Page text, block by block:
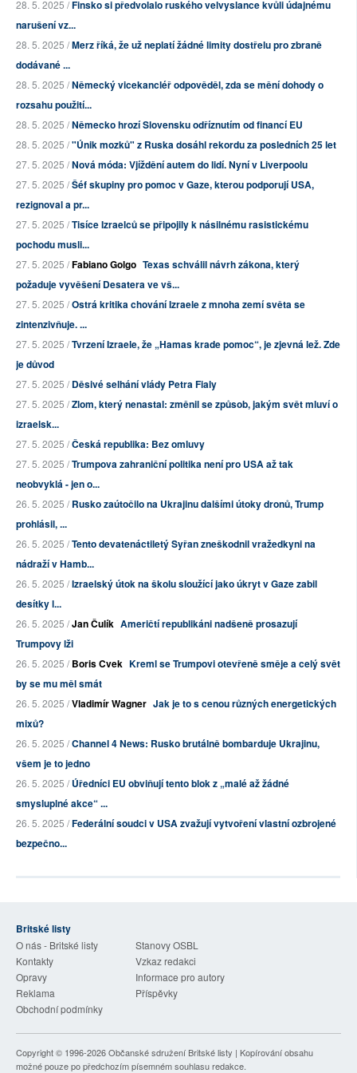
28. 5. 2025 /Finsko si předvolalo ruského velvyslance kvůli údajnému
narušení vz...
28. 5. 2025 /Merz říká, že už neplatí žádné limity dostřelu pro zbraně
dodávané ...
28. 5. 2025 /Německý vicekancléř odpověděl, zda se mění dohody o
rozsahu použití...
28. 5. 2025 /Německo hrozí Slovensku odříznutím od financí EU
28. 5. 2025 /"Únik mozků" z Ruska dosáhl rekordu za posledních 25 let
27. 5. 2025 /Nová móda: Vjíždění autem do lidí. Nyní v Liverpoolu
27. 5. 2025 /Šéf skupiny pro pomoc v Gaze, kterou podporují USA,
rezignoval a pr...
27. 5. 2025 /Tisíce Izraelců se připojily k násilnému rasistickému
pochodu musli...
27. 5. 2025 /Fabiano Golgo Texas schválil návrh zákona, který
požaduje vyvěšení Desatera ve vš...
27. 5. 2025 /Ostrá kritika chování Izraele z mnoha zemí světa se
zintenzivňuje. ...
27. 5. 2025 /Tvrzení Izraele, že „Hamas krade pomoc“, je zjevná lež. Zde
je důvod
27. 5. 2025 /Děsivé selhání vlády Petra Fialy
27. 5. 2025 /Zlom, který nenastal: změnil se způsob, jakým svět mluví o
izraelsk...
27. 5. 2025 /Česká republika: Bez omluvy
27. 5. 2025 /Trumpova zahraniční politika není pro USA až tak
neobvyklá - jen o...
26. 5. 2025 /Rusko zaútočilo na Ukrajinu dalšími útoky dronů, Trump
prohlásil, ...
26. 5. 2025 /Tento devatenáctiletý Syřan zneškodnil vražedkyni na
nádraží v Hamb...
26. 5. 2025 /Izraelský útok na školu sloužící jako úkryt v Gaze zabil
desítky l...
26. 5. 2025 /Jan Čulík Američtí republikáni nadšeně prosazují
Trumpovy lži
26. 5. 2025 /Boris Cvek Kreml se Trumpovi otevřeně směje a celý svět
by se mu měl smát
26. 5. 2025 /Vladimír Wagner Jak je to s cenou různých energetických
mixů?
26. 5. 2025 /Channel 4 News: Rusko brutálně bombarduje Ukrajinu,
všem je to jedno
26. 5. 2025 /Úředníci EU obviňují tento blok z „malé až žádné
smysluplné akce“ ...
26. 5. 2025 /Federální soudci v USA zvažují vytvoření vlastní ozbrojené
bezpečno...
Britské listy
O nás - Britské listy
Stanovy OSBL
Kontakty
Vzkaz redakci
Opravy
Informace pro autory
Reklama
Příspěvky
Obchodní podmínky
Copyright © 1996-2026Občanské sdružení Britské listy | Kopírování obsahu
možné pouze po předchozím písemném souhlasu redakce.